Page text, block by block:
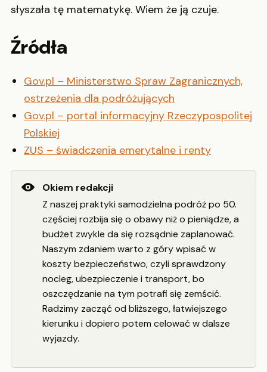
słyszała tę matematykę. Wiem że ją czuje.
Źródła
Gov.pl – Ministerstwo Spraw Zagranicznych,
ostrzeżenia dla podróżujących
Gov.pl – portal informacyjny Rzeczypospolitej
Polskiej
ZUS – świadczenia emerytalne i renty
Okiem redakcji
Z naszej praktyki samodzielna podróż po 50.
częściej rozbija się o obawy niż o pieniądze, a
budżet zwykle da się rozsądnie zaplanować.
Naszym zdaniem warto z góry wpisać w
koszty bezpieczeństwo, czyli sprawdzony
nocleg, ubezpieczenie i transport, bo
oszczędzanie na tym potrafi się zemścić.
Radzimy zacząć od bliższego, łatwiejszego
kierunku i dopiero potem celować w dalsze
wyjazdy.